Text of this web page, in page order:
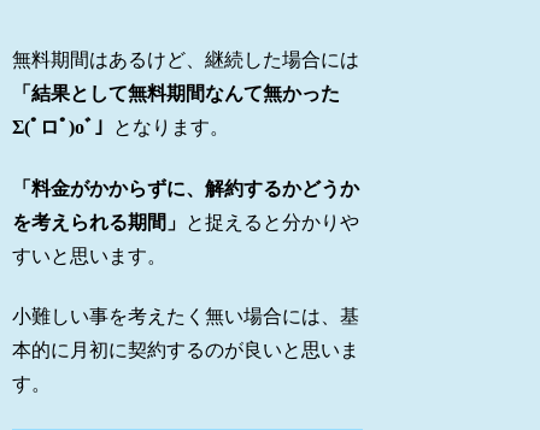
無料期間はあるけど、継続した場合には
「結果として無料期間なんて無かった
Σ(ﾟロﾟ)oﾞ」
となります。
「料金がかからずに、解約するかどうか
を考えられる期間」 と捉えると分かりや
すいと思います。
小難しい事を考えたく無い場合には、基
本的に月初に契約するのが良いと思いま
す。